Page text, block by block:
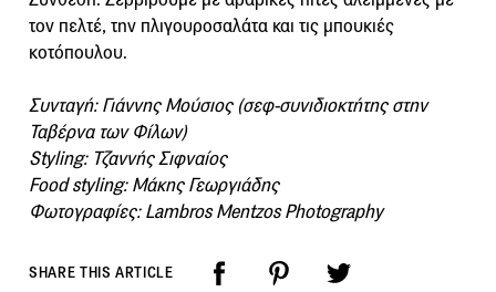
τον πελτέ, την πλιγουροσαλάτα και τις μπουκιές
κοτόπουλου.
Συνταγή: Γιάννης Μούσιος(σεφ-συνιδιοκτήτης στην
Ταβέρνα των Φίλων)
Styling: Τζαννής Σιφναίος
Food styling:Μάκης Γεωργιάδης
Φωτογραφίες: LambrosMentzosPhotography
SHARE THIS ARTICLE